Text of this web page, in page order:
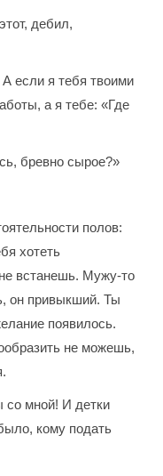
дебил,
если я тебя твоими
а я тебе: «Где
бревно сырое?»
полов:
хотеть
встанешь. Мужу-то
он привыкший. Ты
появилось.
не можешь,
со мной! И детки
кому подать